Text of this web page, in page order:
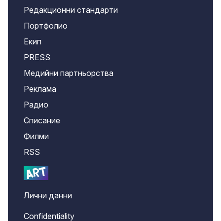
Редакционни стандарти
Портфолио
Екип
PRESS
Медийни партньорства
Реклама
Радио
Списание
Филми
RSS
Лични данни
Confidentiality